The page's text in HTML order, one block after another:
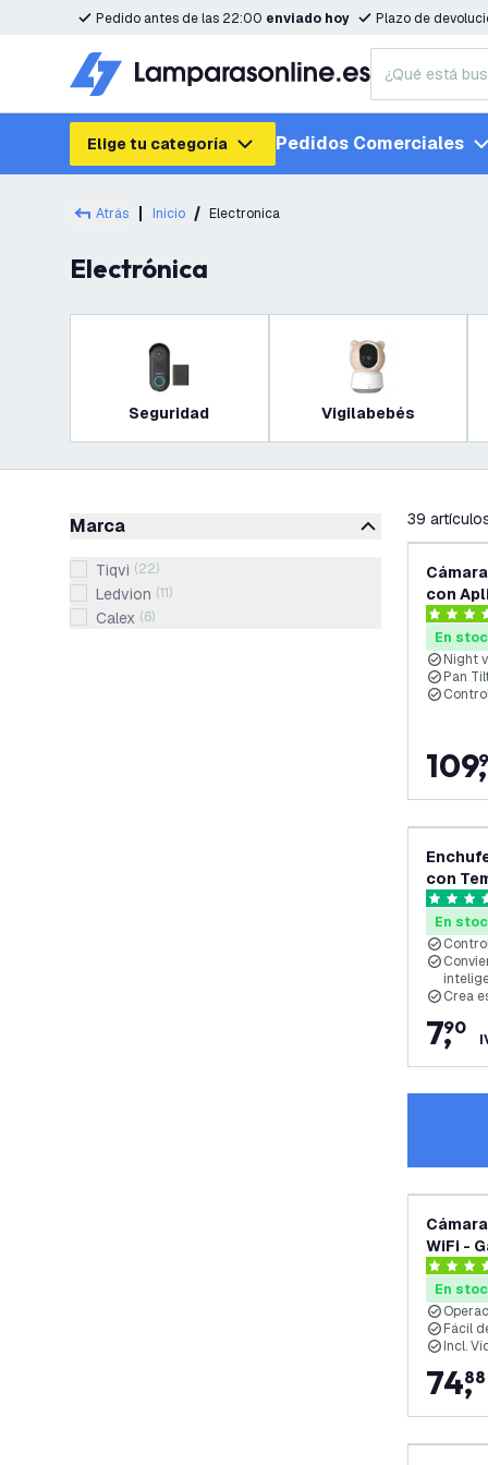
Pedido antes de las 22:00 enviado hoy Plazo de
Elige tu categoría Pedidos Comerciales
Atrás Inicio Electronica
Electrónica
Seguridad Vigilabebés
Marca
Tiqvi (22)
Ledvion (11)
Calex (6)
39
con
Visión
4
En
Night
Pan
109,
con
Calex
4.7
En
Crea
7,
90
WiFi -
4
En
Fácil
Incl.
74,
88
filtro